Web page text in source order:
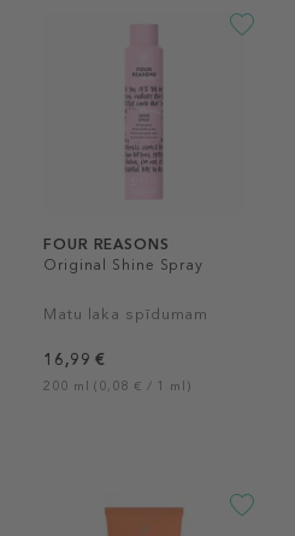
FOUR REASONS
Original Shine Spray
Matu laka spīdumam
16,99 €
200 ml (0,08 € / 1 ml)